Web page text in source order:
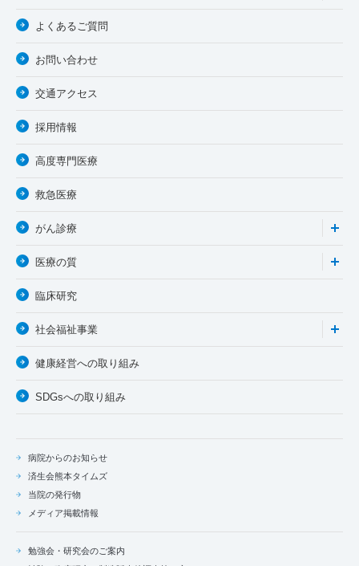
病院からのお知らせ
済生会熊本タイムズ
当院の発行物
メディア掲載情報
勉強会・研究会のご案内
よくあるご質問
お問い合わせ
交通アクセス
採用情報
高度専門医療
救急医療
がん診療
医療の質
臨床研究
社会福祉事業
健康経営への取り組み
SDGsへの取り組み